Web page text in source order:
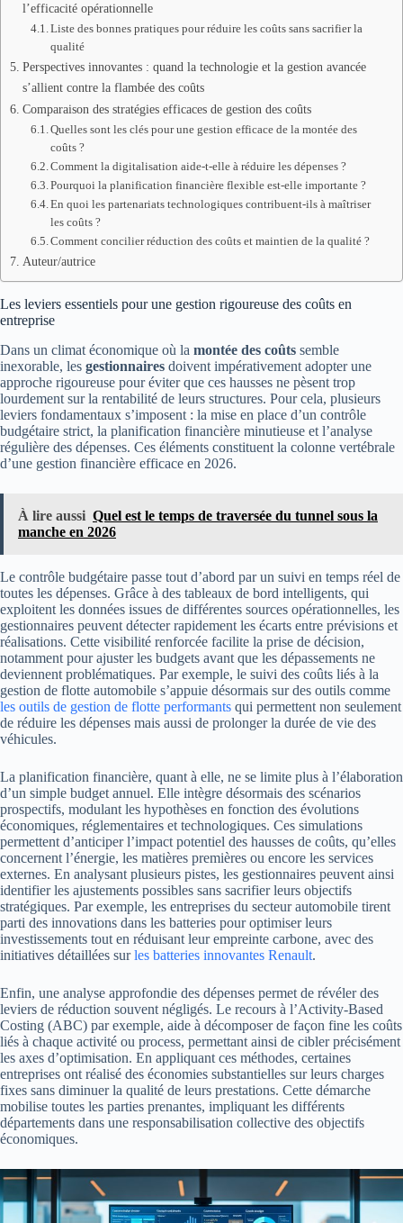
l’efficacité opérationnelle
Liste des bonnes pratiques pour réduire les coûts sans sacrifier la
qualité
Perspectives innovantes : quand la technologie et la gestion avancée
s’allient contre la flambée des coûts
Comparaison des stratégies efficaces de gestion des coûts
Quelles sont les clés pour une gestion efficace de la montée des
coûts ?
Comment la digitalisation aide-t-elle à réduire les dépenses ?
Pourquoi la planification financière flexible est-elle importante ?
En quoi les partenariats technologiques contribuent-ils à maîtriser
les coûts ?
Comment concilier réduction des coûts et maintien de la qualité ?
Auteur/autrice
Les leviers essentiels pour une gestion rigoureuse des coûts en
entreprise
Dans un climat économique où la montée des coûts semble
inexorable, les gestionnaires doivent impérativement adopter une
approche rigoureuse pour éviter que ces hausses ne pèsent trop
lourdement sur la rentabilité de leurs structures. Pour cela, plusieurs
leviers fondamentaux s’imposent : la mise en place d’un contrôle
budgétaire strict, la planification financière minutieuse et l’analyse
régulière des dépenses. Ces éléments constituent la colonne vertébrale
d’une gestion financière efficace en 2026.
À lire aussi Quel est le temps de traversée du tunnel sous la
manche en 2026
Le contrôle budgétaire passe tout d’abord par un suivi en temps réel de
toutes les dépenses. Grâce à des tableaux de bord intelligents, qui
exploitent les données issues de différentes sources opérationnelles, les
gestionnaires peuvent détecter rapidement les écarts entre prévisions et
réalisations. Cette visibilité renforcée facilite la prise de décision,
notamment pour ajuster les budgets avant que les dépassements ne
deviennent problématiques. Par exemple, le suivi des coûts liés à la
gestion de flotte automobile s’appuie désormais sur des outils comme
les outils de gestion de flotte performants qui permettent non seulement
de réduire les dépenses mais aussi de prolonger la durée de vie des
véhicules.
La planification financière, quant à elle, ne se limite plus à l’élaboration
d’un simple budget annuel. Elle intègre désormais des scénarios
prospectifs, modulant les hypothèses en fonction des évolutions
économiques, réglementaires et technologiques. Ces simulations
permettent d’anticiper l’impact potentiel des hausses de coûts, qu’elles
concernent l’énergie, les matières premières ou encore les services
externes. En analysant plusieurs pistes, les gestionnaires peuvent ainsi
identifier les ajustements possibles sans sacrifier leurs objectifs
stratégiques. Par exemple, les entreprises du secteur automobile tirent
parti des innovations dans les batteries pour optimiser leurs
investissements tout en réduisant leur empreinte carbone, avec des
initiatives détaillées surles batteries innovantes Renault.
Enfin, une analyse approfondie des dépenses permet de révéler des
leviers de réduction souvent négligés. Le recours à l’Activity-Based
Costing (ABC) par exemple, aide à décomposer de façon fine les coûts
liés à chaque activité ou process, permettant ainsi de cibler précisément
les axes d’optimisation. En appliquant ces méthodes, certaines
entreprises ont réalisé des économies substantielles sur leurs charges
fixes sans diminuer la qualité de leurs prestations. Cette démarche
mobilise toutes les parties prenantes, impliquant les différents
départements dans une responsabilisation collective des objectifs
économiques.